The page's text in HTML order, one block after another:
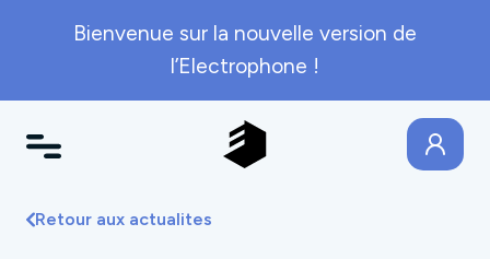
Bienvenue sur la nouvelle version de
l’Electrophone !
Retour aux actualites